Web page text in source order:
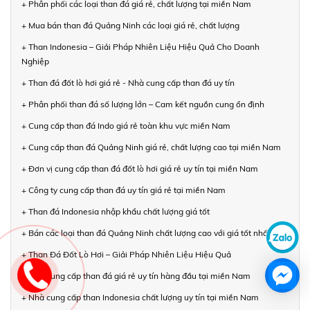
+ Phân phối các loại than đá giá rẻ, chất lượng tại miền Nam
+ Mua bán than đá Quảng Ninh các loại giá rẻ, chất lượng
+ Than Indonesia – Giải Pháp Nhiên Liệu Hiệu Quả Cho Doanh
Nghiệp
+ Than đá đốt lò hơi giá rẻ - Nhà cung cấp than đá uy tín
+ Phân phối than đá số lượng lớn – Cam kết nguồn cung ổn định
+ Cung cấp than đá Indo giá rẻ toàn khu vực miền Nam
+ Cung cấp than đá Quảng Ninh giá rẻ, chất lượng cao tại miền Nam
+ Đơn vị cung cấp than đá đốt lò hơi giá rẻ uy tín tại miền Nam
+ Công ty cung cấp than đá uy tín giá rẻ tại miền Nam
+ Than đá Indonesia nhập khẩu chất lượng giá tốt
+ Bán các loại than đá Quảng Ninh chất lượng cao với giá tốt nhất
+ Than Đá Đốt Lò Hơi – Giải Pháp Nhiên Liệu Hiệu Quả
+ Nhà cung cấp than đá giá rẻ uy tín hàng đầu tại miền Nam
+ Nhà cung cấp than Indonesia chất lượng uy tín tại miền Nam